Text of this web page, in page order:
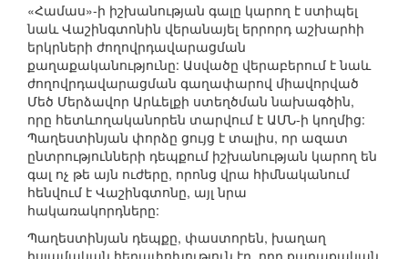
«Համաս»-ի իշխանության գալը կարող է ստիպել
նաև Վաշինգտոնին վերանայել երրորդ աշխարհի
երկրների ժողովրդավարացման
քաղաքականությունը: Ասվածը վերաբերում է նաև
ժողովրդավարացման գաղափարով միավորված
Մեծ Մերձավոր Արևելքի ստեղծման նախագծին,
որը հետևողականորեն տարվում է ԱՄՆ-ի կողմից:
Պաղեստինյան փորձը ցույց է տալիս, որ ազատ
ընտրությունների դեպքում իշխանության կարող են
գալ ոչ թե այն ուժերը, որոնց վրա հիմնականում
հենվում է Վաշինգտոնը, այլ նրա
հակառակորդները:
Պաղեստինյան դեպքը, փաստորեն, խաղաղ